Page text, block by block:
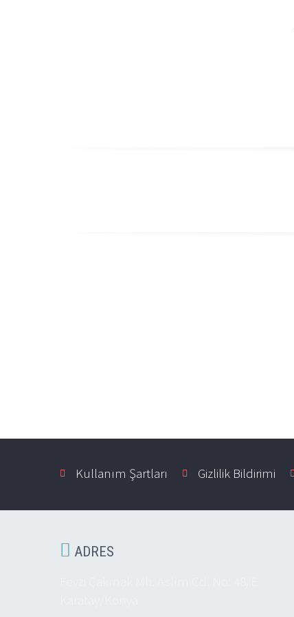
Kullanım Şartları Gizlilik Bildirimi
 ADRES